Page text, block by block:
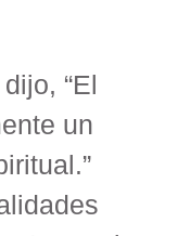
“El
un